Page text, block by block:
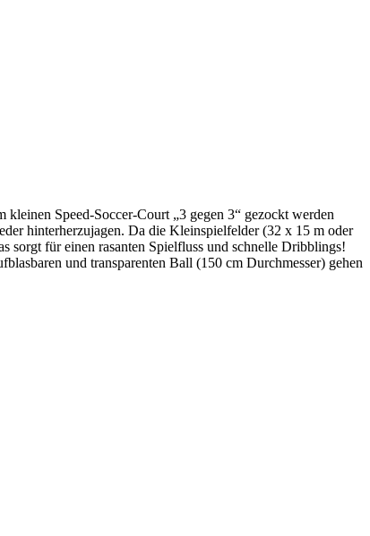
Speed-Soccer-Court „3 gegen 3“ gezockt werden
hinterherzujagen. Da die Kleinspielfelder (32 x 15 m oder
sorgt für einen rasanten Spielfluss und schnelle Dribblings!
und transparenten Ball (150 cm Durchmesser) gehen